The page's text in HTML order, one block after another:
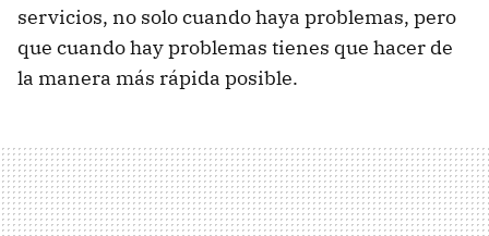
servicios, no solo cuando haya problemas, pero
que cuando hay problemas tienes que hacer de
la manera más rápida posible.